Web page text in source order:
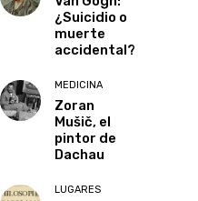
¿Suicidio o
muerte
accidental?
MEDICINA
Zoran
Mušič, el
pintor de
Dachau
LUGARES